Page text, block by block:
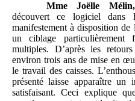
Mme
Joëlle
découvert ce logiciel dans
manifestement à disposition de
un ciblage particulièrement
multiples. D’après les
environ trois ans de mise en
le travail des caisses.
présenté laisse apparaître un
satisfaisant. Ceci explique